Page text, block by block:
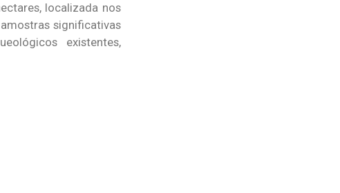
localizada nos
significativas
existentes,